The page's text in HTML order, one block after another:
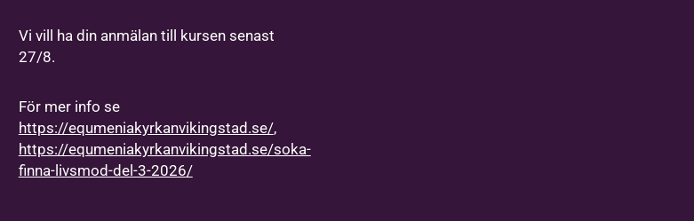
Vi vill ha din anmälan till kursen senast
27/8.
För mer info se
https://equmeniakyrkanvikingstad.se/,
https://equmeniakyrkanvikingstad.se/soka-
finna-livsmod-del-3-2026/